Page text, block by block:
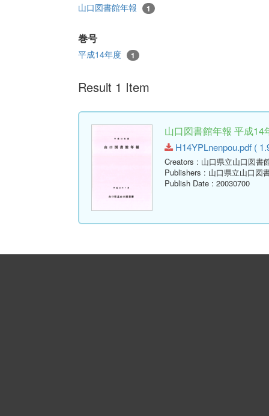
山口図書館年報 1
巻号
平成14年度 1
Result 1 Item
山口図書館年報 平成14
H14YPLnenpou.pdf (
Creators : 山口県立山口図書
Publishers : 山口県立山口図
Publish Date : 20030700